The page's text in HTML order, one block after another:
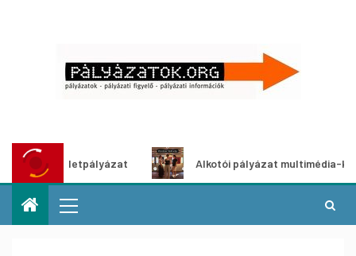
ötletpályázat Alkotói pályázat multimédia-kiállításhoz